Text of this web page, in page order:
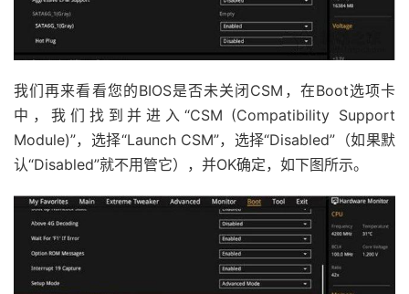
我们再来看看您的BIOS是否未关闭CSM，在Boot选项卡
中，我们找到并进入“CSM (Compatibility Support
Module)”，选择“Launch CSM”，选择“Disabled”（如果默
认“Disabled”就不用管它），并OK确定，如下图所示。